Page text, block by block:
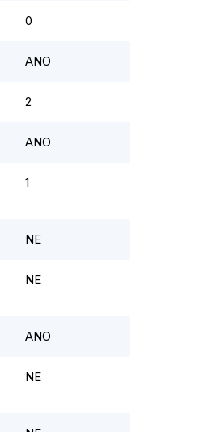
0
ANO
2
ANO
1
NE
NE
ANO
NE